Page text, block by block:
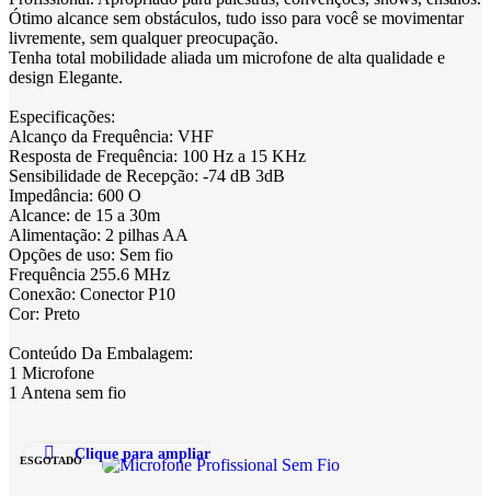
Ótimo alcance sem obstáculos, tudo isso para você se movimentar
livremente, sem qualquer preocupação.
Tenha total mobilidade aliada um microfone de alta qualidade e
design Elegante.
Especificações:
Alcanço da Frequência: VHF
Resposta de Frequência: 100 Hz a 15 KHz
Sensibilidade de Recepção: -74 dB 3dB
Impedância: 600 O
Alcance: de 15 a 30m
Alimentação: 2 pilhas AA
Opções de uso: Sem fio
Frequência 255.6 MHz
Conexão: Conector P10
Cor: Preto
Conteúdo Da Embalagem:
1 Microfone
1 Antena sem fio
ESGOTADOClique para ampliar